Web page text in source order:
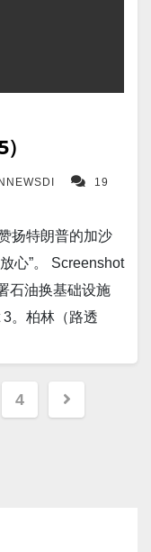
“严重后果”。
晚上，特拉维夫
唐纳德·特朗普总
，该协议将于下
拜（路透社）
迎美国可能提
Engineering
付数百枚“马
弹由位于北爱尔
原计划提前五个
19
扬特朗普的加沙
心”。 Screenshot
石油换基础设施
。柏林（路透
报道，中国
五公布的数据显
4